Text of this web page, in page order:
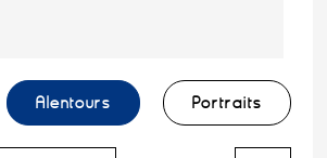
Alentours Portraits